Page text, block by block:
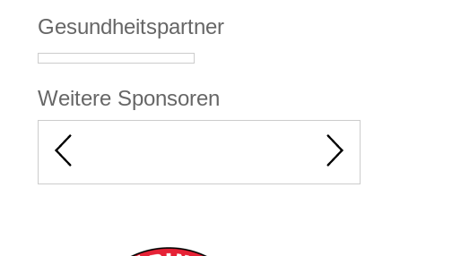
Gesundheitspartner
Weitere Sponsoren